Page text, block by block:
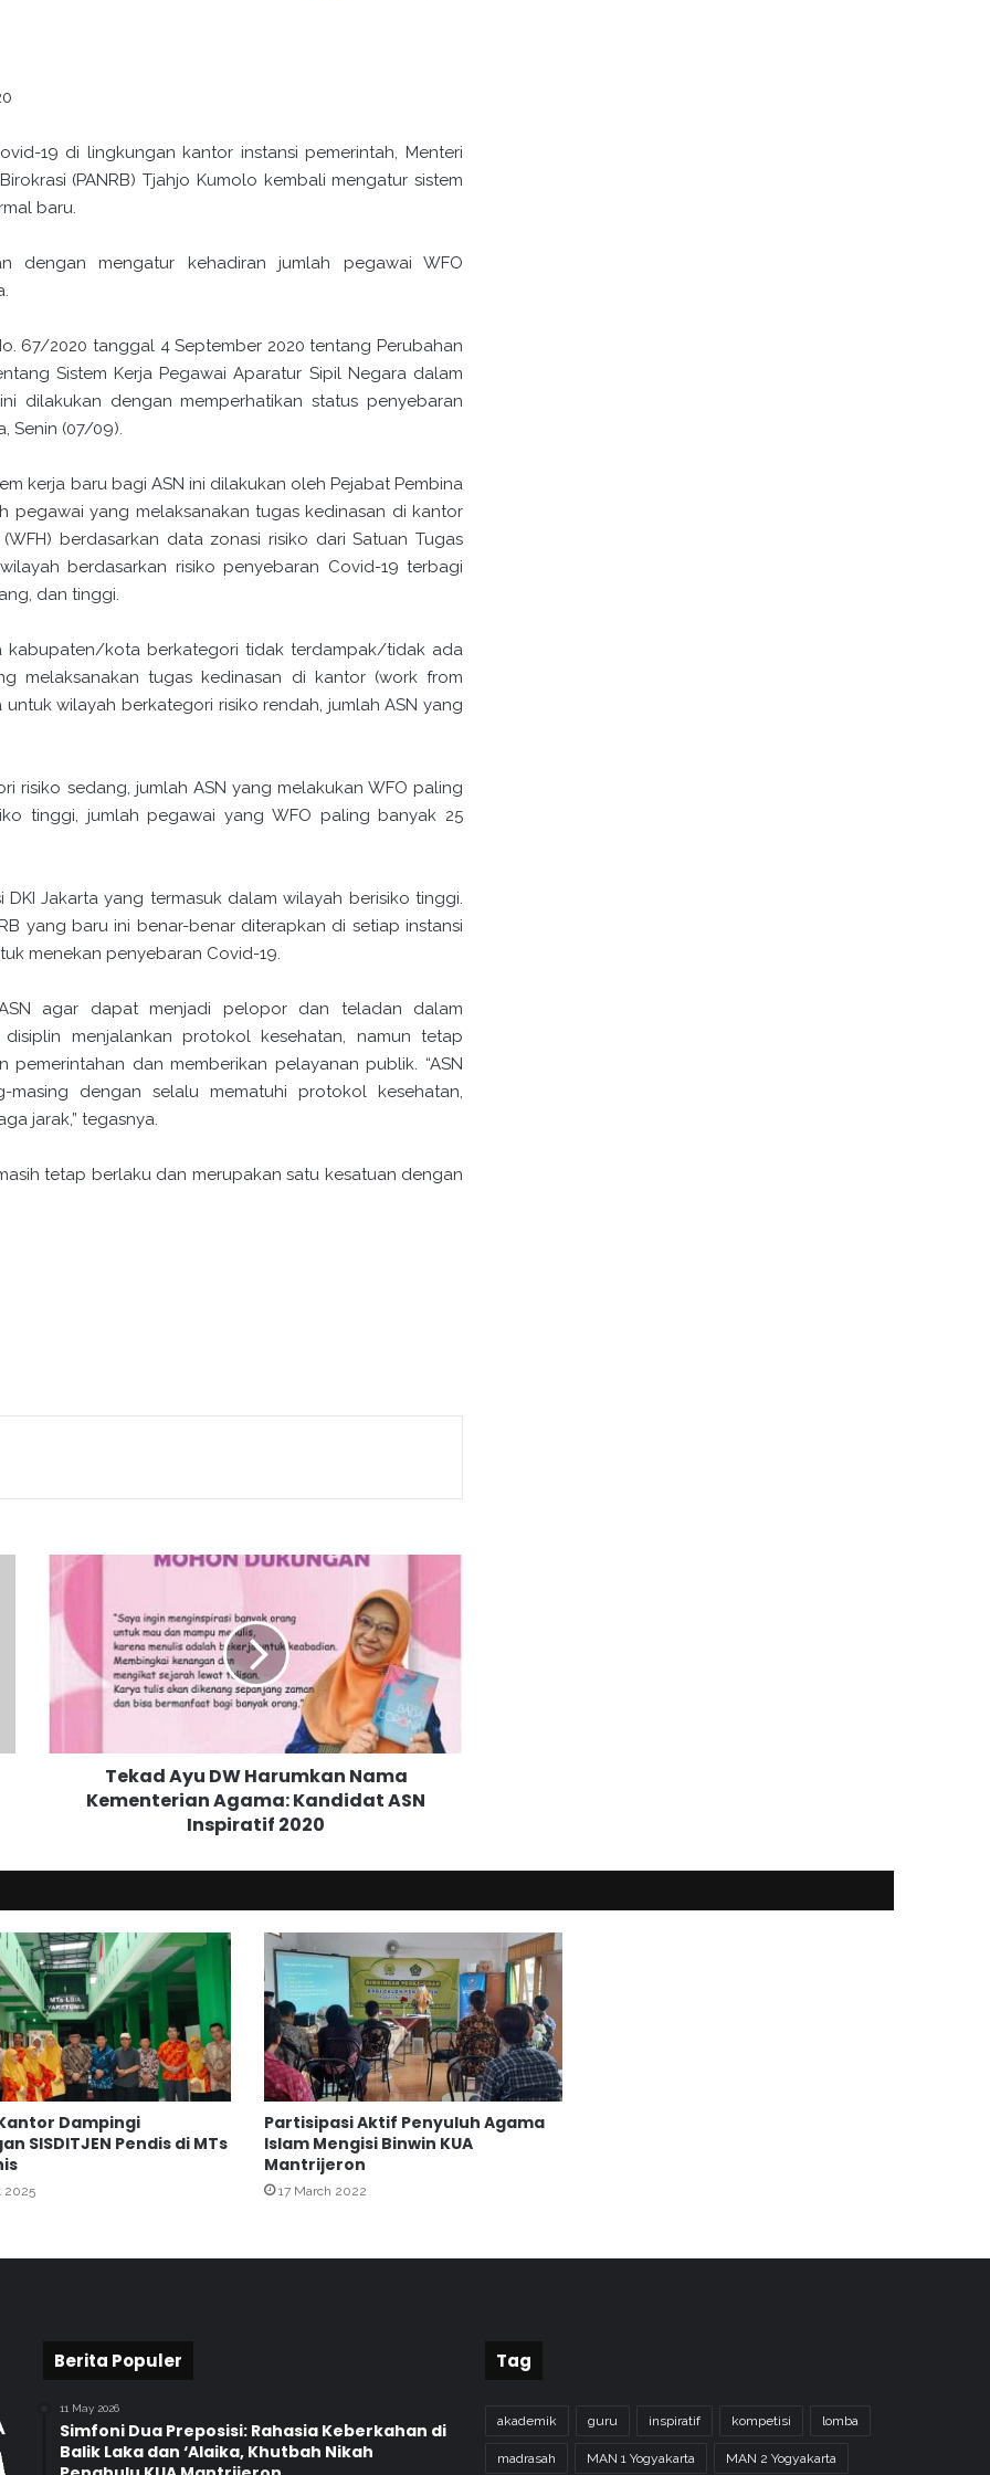
19 di lingkungan kantor instansi pemerintah, Menteri
(PANRB) Tjahjo Kumolo kembali mengatur sistem
baru.
dengan mengatur kehadiran jumlah pegawai WFO
67/2020 tanggal 4 September 2020 tentang Perubahan
Sistem Kerja Pegawai Aparatur Sipil Negara dalam
dilakukan dengan memperhatikan status penyebaran
Senin (07/09).
kerja baru bagi ASN ini dilakukan oleh Pejabat Pembina
pegawai yang melaksanakan tugas kedinasan di kantor
berdasarkan data zonasi risiko dari Satuan Tugas
berdasarkan risiko penyebaran Covid-19 terbagi
dan tinggi.
kabupaten/kota berkategori tidak terdampak/tidak ada
melaksanakan tugas kedinasan di kantor (work from
wilayah berkategori risiko rendah, jumlah ASN yang
risiko sedang, jumlah ASN yang melakukan WFO paling
tinggi, jumlah pegawai yang WFO paling banyak 25
Jakarta yang termasuk dalam wilayah berisiko tinggi.
yang baru ini benar-benar diterapkan di setiap instansi
menekan penyebaran Covid-19.
agar dapat menjadi pelopor dan teladan dalam
menjalankan protokol kesehatan, namun tetap
dan memberikan pelayanan publik. “ASN
dengan selalu mematuhi protokol kesehatan,
jarak,” tegasnya.
tetap berlaku dan merupakan satu kesatuan dengan
k
y
D
u
k
a
n
a
m
a
K
e
m
e
i
g
m
Tekad Ayu DW Harumkan Nama
Kementerian Agama: Kandidat ASN
Inspiratif 2020
Dampingi
SISDITJEN Pendis di MTs
2025
Partisipasi Aktif Penyuluh Agama
Islam Mengisi Binwin KUA
Mantrijeron
17 March 2022
Berita Populer
11 May 2026
Simfoni Dua Preposisi: Rahasia Keberkahan di
Balik Laka dan ‘Alaika, Khutbah Nikah
Tag
akademik guru inspiratif kompetisi lomba
madrasah MAN 1 Yogyakarta MAN 2 Yogyakarta